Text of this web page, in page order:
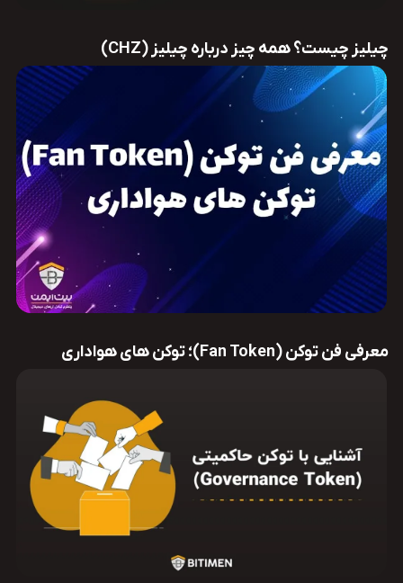
چیلیز چیست؟ همه چیز درباره چیلیز (CHZ)
معرفی فن توکن (Fan Token)؛ توکن های هواداری